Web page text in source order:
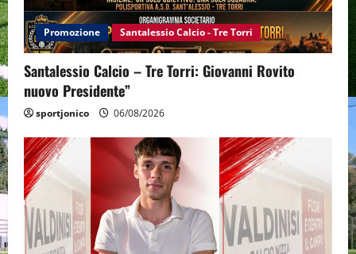
Promozione Santalessio Calcio - Tre Torri
Santalessio Calcio – Tre Torri: Giovanni Rovito
nuovo Presidente”
sportjonico 06/08/2026